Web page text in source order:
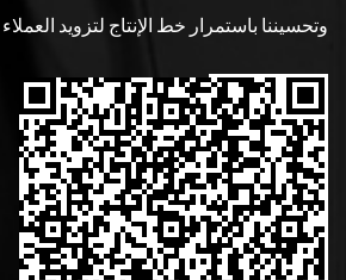
وتحسيننا باستمرار خط الإنتاج لتزويد